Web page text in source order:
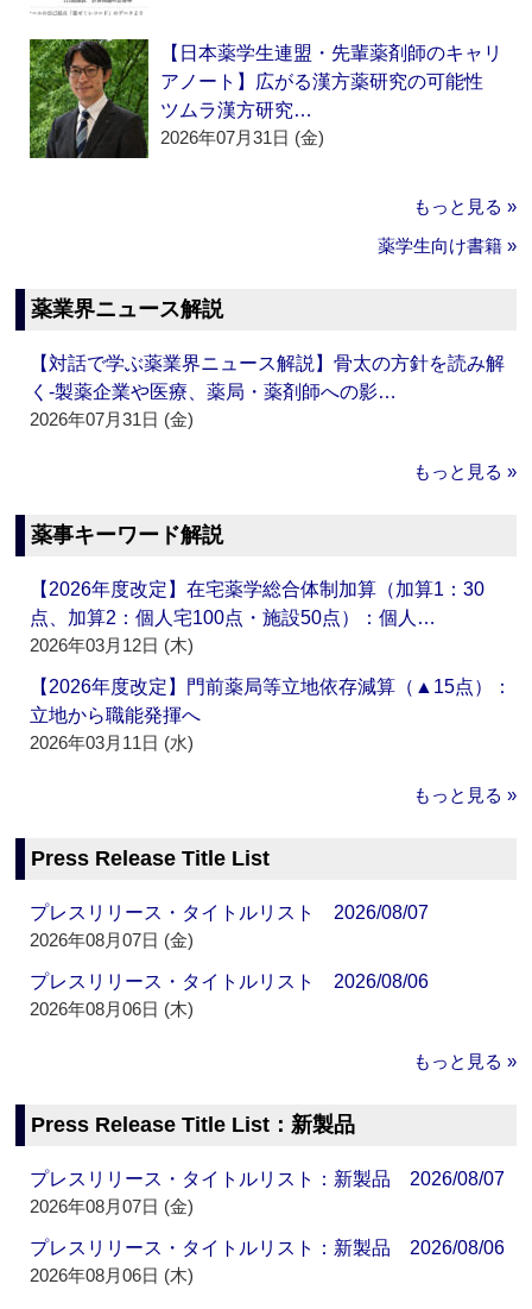
【日本薬学生連盟・先輩薬剤師のキャリ
アノート】広がる漢方薬研究の可能性
ツムラ漢方研究…
2026年07月31日 (金)
もっと見る »
薬学生向け書籍 »
薬業界ニュース解説
【対話で学ぶ薬業界ニュース解説】骨太の方針を読み解
く‐製薬企業や医療、薬局・薬剤師への影…
2026年07月31日 (金)
もっと見る »
薬事キーワード解説
【2026年度改定】在宅薬学総合体制加算（加算1：30
点、加算2：個人宅100点・施設50点）：個人…
2026年03月12日 (木)
【2026年度改定】門前薬局等立地依存減算（▲15点）：
立地から職能発揮へ
2026年03月11日 (水)
もっと見る »
Press Release Title List
プレスリリース・タイトルリスト 2026/08/07
2026年08月07日 (金)
プレスリリース・タイトルリスト 2026/08/06
2026年08月06日 (木)
もっと見る »
Press Release Title List：新製品
プレスリリース・タイトルリスト：新製品 2026/08/07
2026年08月07日 (金)
プレスリリース・タイトルリスト：新製品 2026/08/06
2026年08月06日 (木)